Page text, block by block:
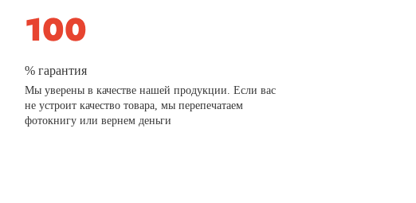
% гарантия
Мы уверены в качестве нашей продукции. Если вас
не устроит качество товара, мы перепечатаем
фотокнигу или вернем деньги